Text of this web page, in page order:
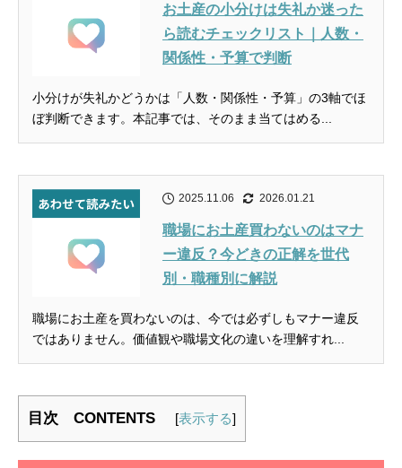
お土産の小分けは失礼か迷った
ら読むチェックリスト｜人数・
関係性・予算で判断
小分けが失礼かどうかは「人数・関係性・予算」の3軸でほ
ぼ判断できます。本記事では、そのまま当てはめる...
2025.11.06 2026.01.21
職場にお土産買わないのはマナ
ー違反？今どきの正解を世代
別・職種別に解説
職場にお土産を買わないのは、今では必ずしもマナー違反
ではありません。価値観や職場文化の違いを理解すれ...
目次 CONTENTS [表示する]